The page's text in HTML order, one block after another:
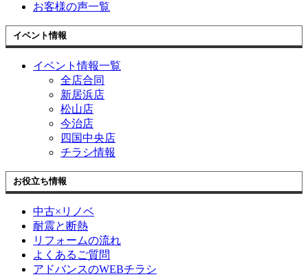
お客様の声一覧
イベント情報
イベント情報一覧
全店合同
新居浜店
松山店
今治店
四国中央店
チラシ情報
お役立ち情報
中古×リノベ
耐震と断熱
リフォームの流れ
よくあるご質問
アドバンスのWEBチラシ